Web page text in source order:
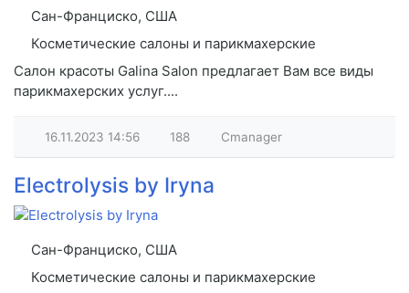
Сан-Франциско, США
Косметические салоны и парикмахерские
Салон красоты Galina Salon предлагает Вам все виды
парикмахерских услуг....
16.11.2023 14:56 188 Cmanager
Electrolysis by Iryna
Сан-Франциско, США
Косметические салоны и парикмахерские